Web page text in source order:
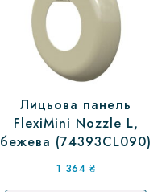
Лицьова панель
FlexiMini Nozzle L,
бежева (74393CL090)
1 364 ₴